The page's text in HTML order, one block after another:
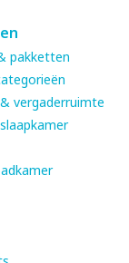
pakketten
vergaderruimte